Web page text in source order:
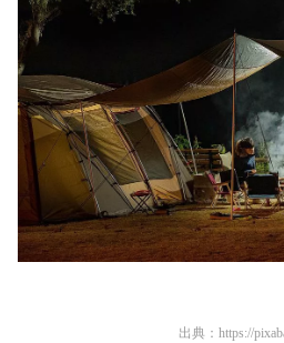
出典： https://